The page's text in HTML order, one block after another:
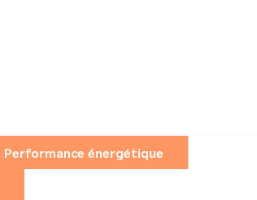
Performance énergétique